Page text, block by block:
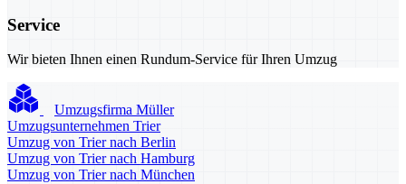
Service
Wir bieten Ihnen einen Rundum-Service für Ihren Umzug
Umzugsfirma Müller
Umzugsunternehmen Trier
Umzug von Trier nach Berlin
Umzug von Trier nach Hamburg
Umzug von Trier nach München